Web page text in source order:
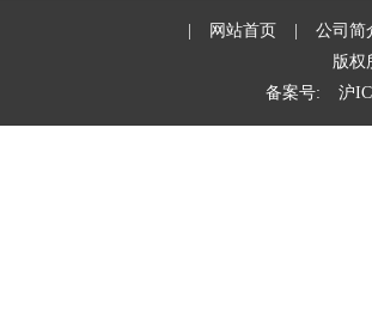
| 网站首页 |
公司简
版
备案号:
沪